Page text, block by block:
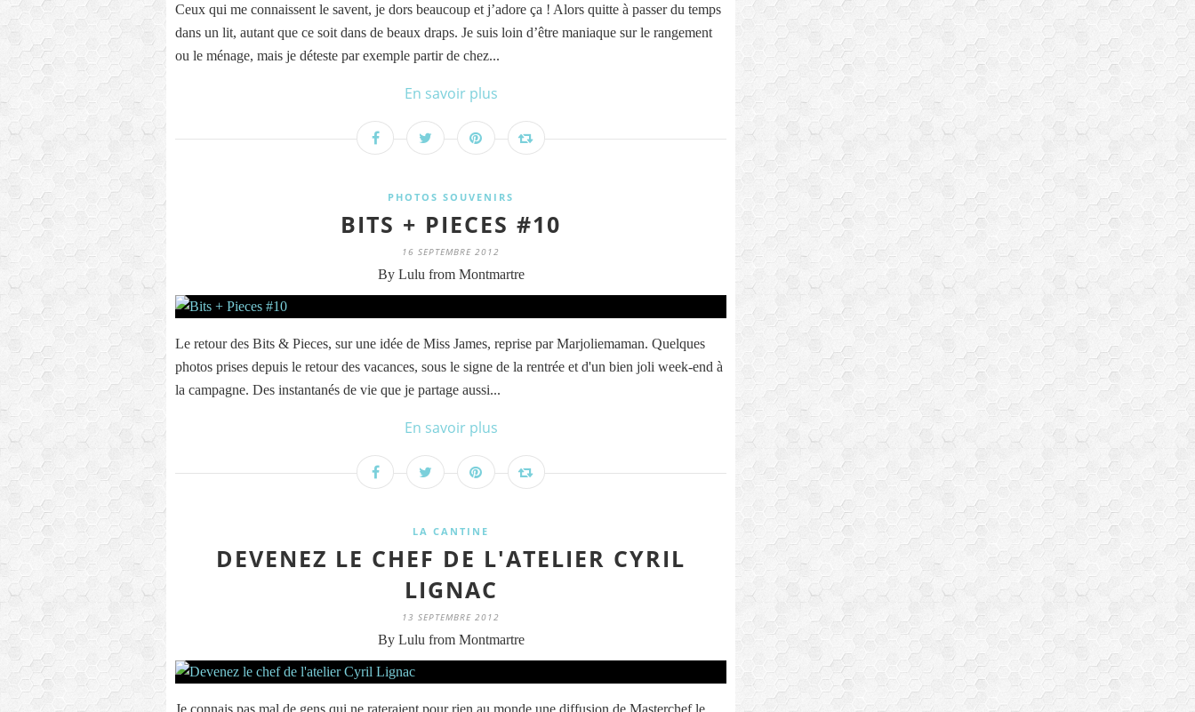
Ceux qui me connaissent le savent, je dors beaucoup et j’adore ça ! Alors quitte à passer du temps
dans un lit, autant que ce soit dans de beaux draps. Je suis loin d’être maniaque sur le rangement
ou le ménage, mais je déteste par exemple partir de chez...
En savoir plus
PHOTOS SOUVENIRS
BITS + PIECES #10
16 SEPTEMBRE 2012
By Lulu from Montmartre
Le retour des Bits & Pieces, sur une idée de Miss James, reprise par Marjoliemaman. Quelques
photos prises depuis le retour des vacances, sous le signe de la rentrée et d'un bien joli week-end à
la campagne. Des instantanés de vie que je partage aussi...
En savoir plus
LA CANTINE
DEVENEZ LE CHEF DE L'ATELIER CYRIL
LIGNAC
13 SEPTEMBRE 2012
By Lulu from Montmartre
Je connais pas mal de gens qui ne rateraient pour rien au monde une diffusion de Masterchef le